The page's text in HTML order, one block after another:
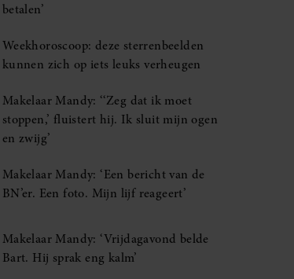
betalen’
Weekhoroscoop: deze sterrenbeelden
kunnen zich op iets leuks verheugen
Makelaar Mandy: ‘‘Zeg dat ik moet
stoppen,’ fluistert hij. Ik sluit mijn ogen
en zwijg’
Makelaar Mandy: ‘Een bericht van de
BN’er. Een foto. Mijn lijf reageert’
Makelaar Mandy: ‘Vrijdagavond belde
Bart. Hij sprak eng kalm’